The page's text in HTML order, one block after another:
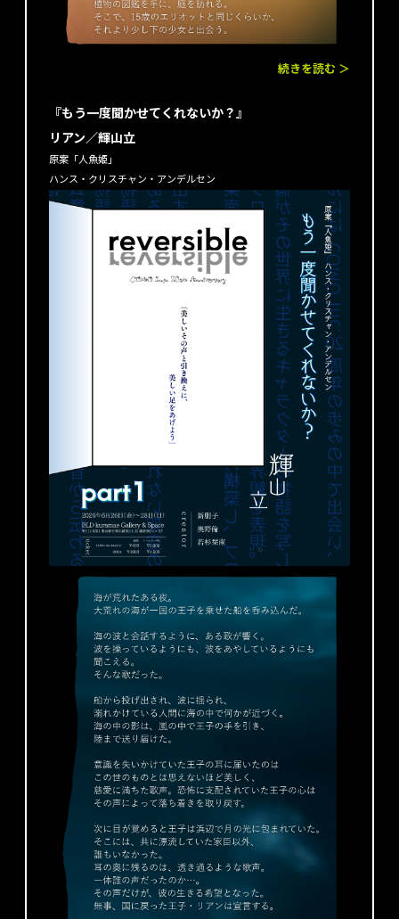
続きを読む ＞
『もう一度聞かせてくれないか？』
リアン／輝山立
原案「人魚姫」
ハンス・クリスチャン・アンデルセン